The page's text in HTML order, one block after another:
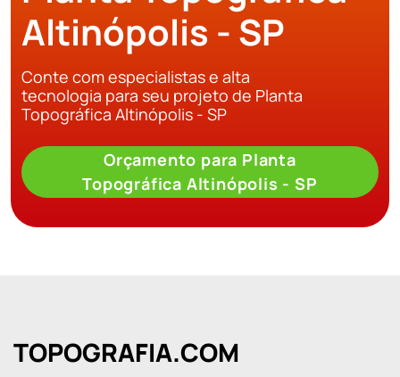
Altinópolis - SP
Conte com especialistas e alta
tecnologia para seu projeto de Planta
Topográfica Altinópolis - SP
Orçamento para Planta
Topográfica Altinópolis - SP
TOPOGRAFIA.COM